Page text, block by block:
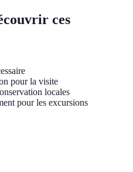
ces
pour la visite
locales
pour les excursions